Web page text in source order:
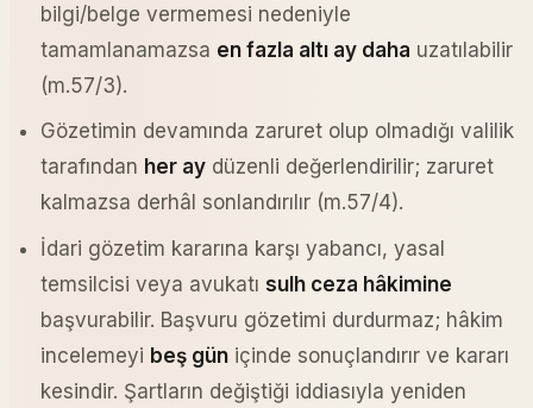
bilgi/belge vermemesi nedeniyle
tamamlanamazsa en fazla altı ay daha uzatılabilir
(m.57/3).
Gözetimin devamında zaruret olup olmadığı valilik
tarafından her aydüzenli değerlendirilir; zaruret
kalmazsa derhâl sonlandırılır (m.57/4).
İdari gözetim kararına karşı yabancı, yasal
temsilcisi veya avukatı sulh ceza hâkimine
başvurabilir. Başvuru gözetimi durdurmaz; hâkim
incelemeyi beş güniçinde sonuçlandırır ve kararı
kesindir. Şartların değiştiği iddiasıyla yeniden